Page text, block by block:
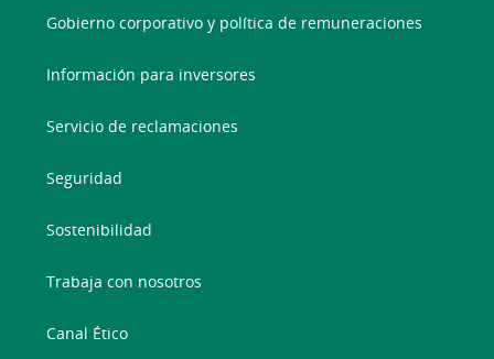
Gobierno corporativo y política de remuneraciones
Información para inversores
Servicio de reclamaciones
Seguridad
Sostenibilidad
Trabaja con nosotros
Canal Ético